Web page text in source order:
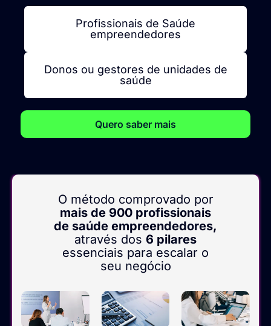
Profissionais de Saúde
empreendedores
Donos ou gestores de unidades de
saúde
Quero saber mais
O método comprovado por
mais de 900 profissionais
de saúde empreendedores,
através dos 6 pilares
essenciais para escalar o
seu negócio